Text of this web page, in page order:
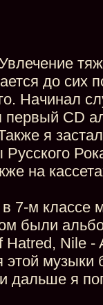
до сих
Начинал
первый CD
я
Русского
на
7-м классе
были
Hatred, Nile
этой
и дальше я